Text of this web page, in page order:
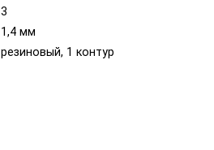
3
1,4 мм
резиновый, 1 контур